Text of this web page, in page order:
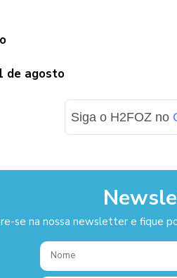
de agosto
Siga o H2FOZ no
se na nossa newsletter e fique